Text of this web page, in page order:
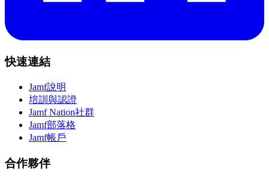
快速連結
Jamf說明
培訓與認證
Jamf Nation社群
Jamf部落格
Jamf帳戶
合作夥伴